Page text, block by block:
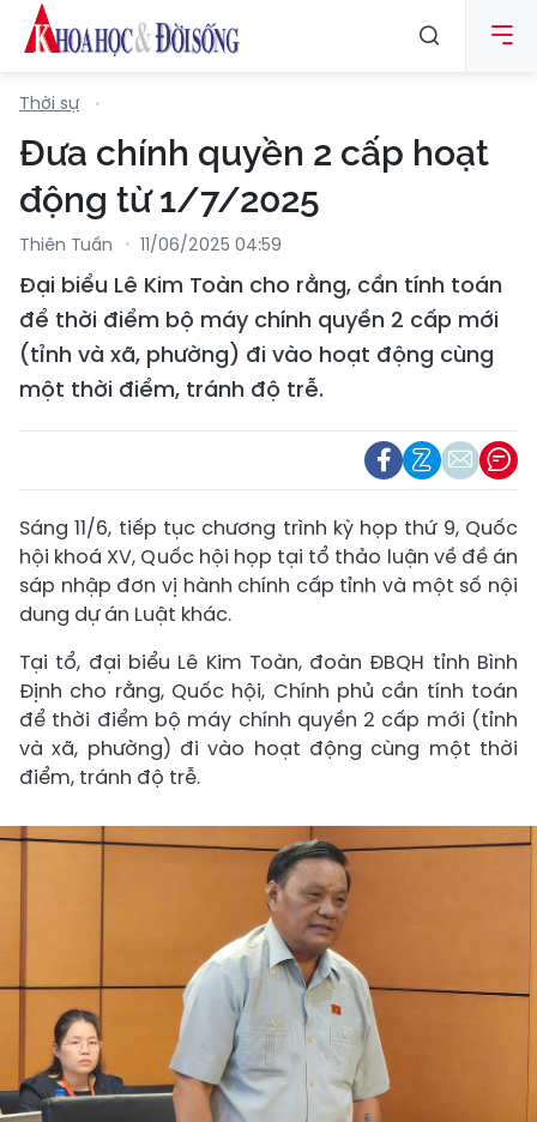
Thời sự
Đưa chính quyền 2 cấp hoạt
động từ 1/7/2025
Thiên Tuấn 11/06/2025 04:59
Đại biểu Lê Kim Toàn cho rằng, cần tính toán
để thời điểm bộ máy chính quyền 2 cấp mới
(tỉnh và xã, phường) đi vào hoạt động cùng
một thời điểm, tránh độ trễ.
Sáng 11/6, tiếp tục chương trình kỳ họp thứ 9, Quốc
hội khoá XV, Quốc hội họp tại tổ thảo luận về đề án
sáp nhập đơn vị hành chính cấp tỉnh và một số nội
dung dự án Luật khác.
Tại tổ, đại biểu Lê Kim Toàn, đoàn ĐBQH tỉnh Bình
Định cho rằng, Quốc hội, Chính phủ cần tính toán
để thời điểm bộ máy chính quyền 2 cấp mới (tỉnh
và xã, phường) đi vào hoạt động cùng một thời
điểm, tránh độ trễ.